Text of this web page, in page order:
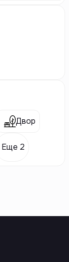
Двор
Еще 2